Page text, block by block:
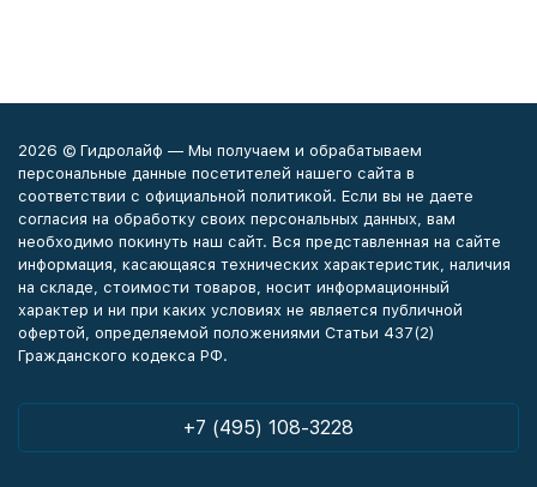
2026 © Гидролайф — Мы получаем и обрабатываем
персональные данные посетителей нашего сайта в
соответствии с официальной политикой. Если вы не даете
согласия на обработку своих персональных данных, вам
необходимо покинуть наш сайт. Вся представленная на сайте
информация, касающаяся технических характеристик, наличия
на складе, стоимости товаров, носит информационный
характер и ни при каких условиях не является публичной
офертой, определяемой положениями Статьи 437(2)
Гражданского кодекса РФ.
+7 (495) 108-3228